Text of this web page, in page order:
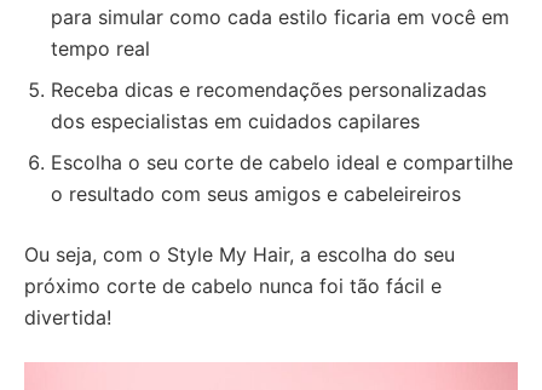
para simular como cada estilo ficaria em você em
tempo real
Receba dicas e recomendações personalizadas
dos especialistas em cuidados capilares
Escolha o seu corte de cabelo ideal e compartilhe
o resultado com seus amigos e cabeleireiros
Ou seja, com o Style My Hair, a escolha do seu
próximo corte de cabelo nunca foi tão fácil e
divertida!